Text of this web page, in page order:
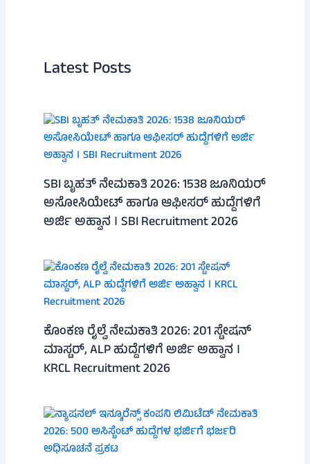
Latest Posts
SBI ಬೃಹತ್ ನೇಮಕಾತಿ 2026: 1538 ಜೂನಿಯರ್
ಅಸೋಸಿಯೇಟ್ ಹಾಗೂ ಆಫೀಸರ್ ಹುದ್ದೆಗಳಿಗೆ
ಅರ್ಜಿ ಅಹ್ವಾನ । SBI Recruitment 2026
ಕೊಂಕಣ ರೈಲ್ವೆ ನೇಮಕಾತಿ 2026: 201 ಸ್ಟೇಷನ್
ಮಾಸ್ಟರ್, ALP ಹುದ್ದೆಗಳಿಗೆ ಅರ್ಜಿ ಅಹ್ವಾನ ।
KRCL Recruitment 2026